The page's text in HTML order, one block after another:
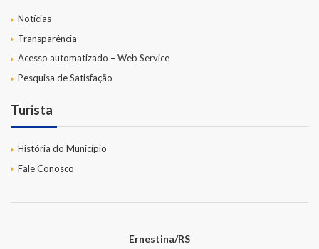
Notícias
Transparência
Acesso automatizado – Web Service
Pesquisa de Satisfação
Turista
História do Município
Fale Conosco
Ernestina/RS